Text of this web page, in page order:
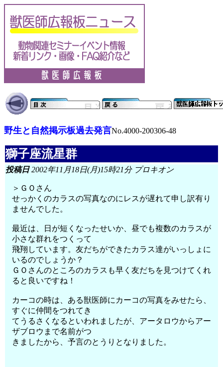
野生と自然掲示板過去発言No.4000-200306-48
獅子座流星群
投稿日2002年11月18日(月)15時21分 プロキオン
＞ＧＯさん
せっかくのカラスの写真なのにレスが遅れて申し訳有り
ませんでした。
最近は、日が短くなったせいか、昼でも複数のカラスが
小さな群れをつくって
飛翔しています。友だちができたカラス達がいっしょに
いるのでしょうか？
ＧＯさんのところのカラスも早く友だちを見つけてくれ
ると良いですね！
カーコの時は、ある獣医師にカーコの写真をみせたら、
すぐに仲間をつれてき
てうるさくなるといわれましたが、アータロウからアー
ザブロウまで名前がつ
きましたから、予言のとうりとなりました。